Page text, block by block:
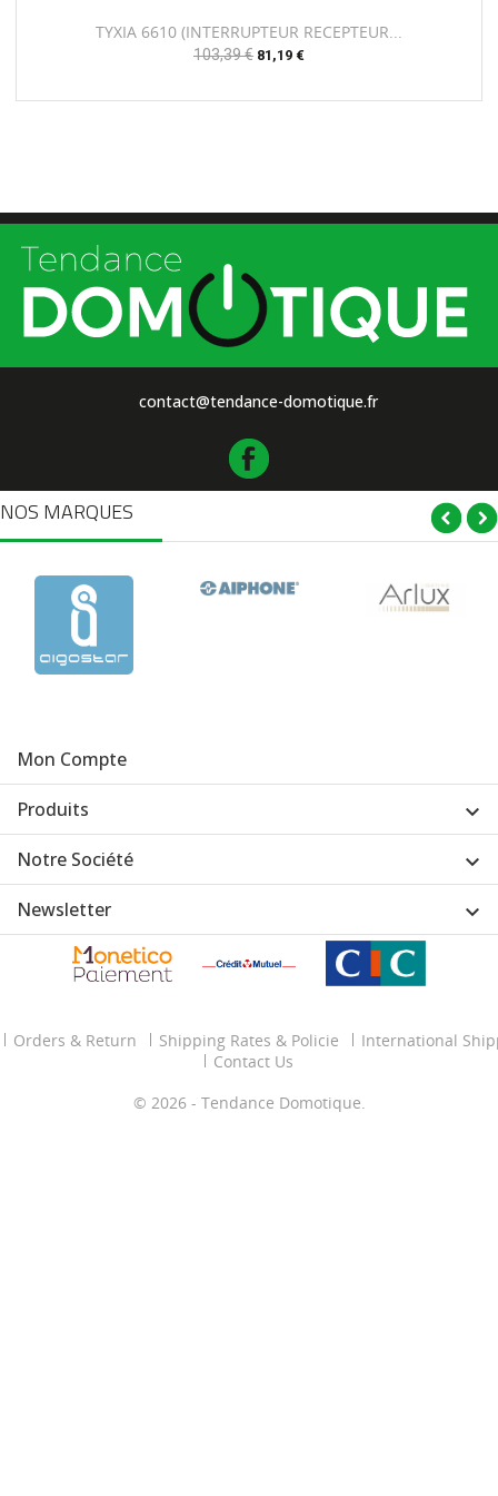
TYXIA 6610 (INTERRUPTEUR RECEPTEUR...
Prix
103,39 € Prix
81,19 €
contact@tendance-domotique.fr
NOS MARQUES
Mon Compte
Produits 
Notre Société 
Newsletter 
Orders & Return Shipping Rates & Policie
International
Contact Us
© 2026 - Tendance Domotique.